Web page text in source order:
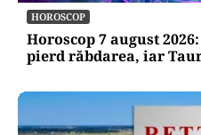
HOROSCOP
Horoscop 7 august
pierd răbdarea, iar